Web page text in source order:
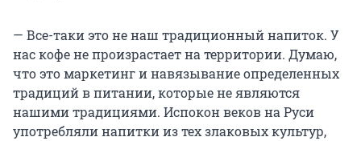
— Все-таки это не наш традиционный напиток. У
нас кофе не произрастает на территории. Думаю,
что это маркетинг и навязывание определенных
традиций в питании, которые не являются
нашими традициями. Испокон веков на Руси
употребляли напитки из тех злаковых культур,